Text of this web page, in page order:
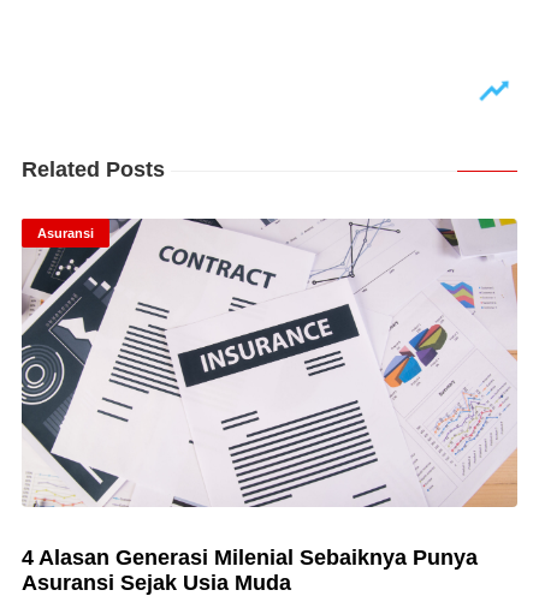
Related Posts
Asuransi
4 Alasan Generasi Milenial Sebaiknya Punya
Asuransi Sejak Usia Muda